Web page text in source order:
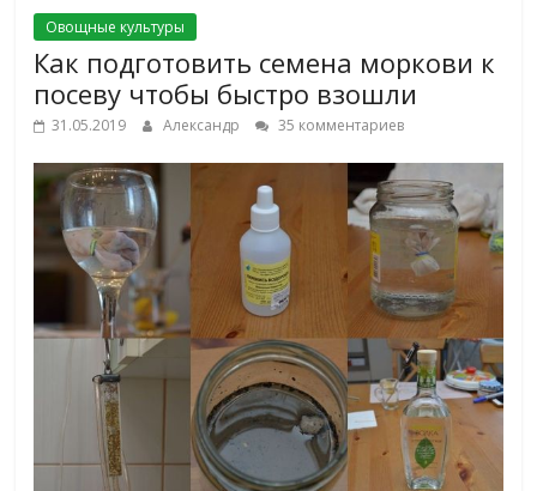
Овощные культуры
Как подготовить семена моркови к
посеву чтобы быстро взошли
31.05.2019 Александр 35 комментариев